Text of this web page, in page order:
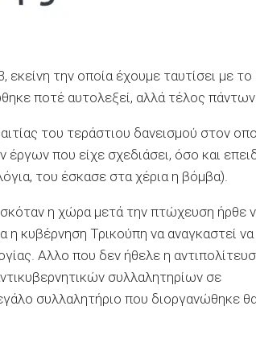
την οποία έχουμε ταυτίσει με το
ποτέ αυτολεξεί, αλλά τέλος
του τεράστιου δανεισμού στον
που είχε σχεδιάσει, όσο και
του έσκασε στα χέρια η βόμβα).
η χώρα μετά την πτώχευση ήρθε
η κυβέρνηση Τρικούπη να αναγκαστεί να
Αλλο που δεν ήθελε η
συλλαλητηρίων σε
συλλαλητήριο που διοργανώθηκε